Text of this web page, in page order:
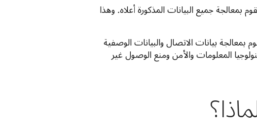
بمعالجة جميع البيانات المذكورة أعلاه. وهذا
بمعالجة بيانات الاتصال والبيانات الوصفية
المعلومات والأمن ومنع الوصول غير